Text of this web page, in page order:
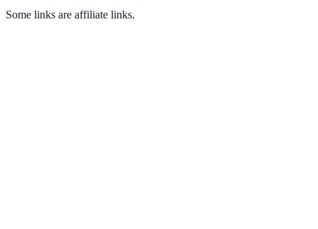
Some links are affiliate links.